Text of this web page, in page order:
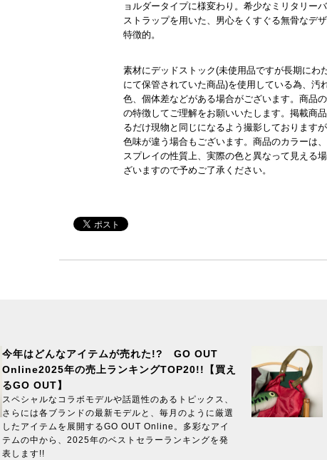
ョルダータイプに様変わり。希少なミリタリー
ストラップを用いた、男心をくすぐる無骨なデ
特徴的。
素材にデッドストック(未使用品ですが長期にわ
にて保管されていた商品)を使用している為、汚
色、個体差などがある場合がございます。商品
の特徴してご理解をお願いいたします。掲載商
るだけ現物と同じになるよう撮影しております
色味が違う場合もございます。商品のカラーは
スプレイの性質上、実際の色と異なって見える
ざいますので予めご了承ください。
今年はどんなアイテムが売れた!? GO OUT
Online2025年の売上ランキングTOP20!!【買え
るGO OUT】
スペシャルなコラボモデルや話題性のあるトピックス、
さらには各ブランドの最新モデルと、毎月のように厳選
したアイテムを展開するGO OUT Online。多彩なアイ
テムの中から、2025年のベストセラーランキングを発
表します!!